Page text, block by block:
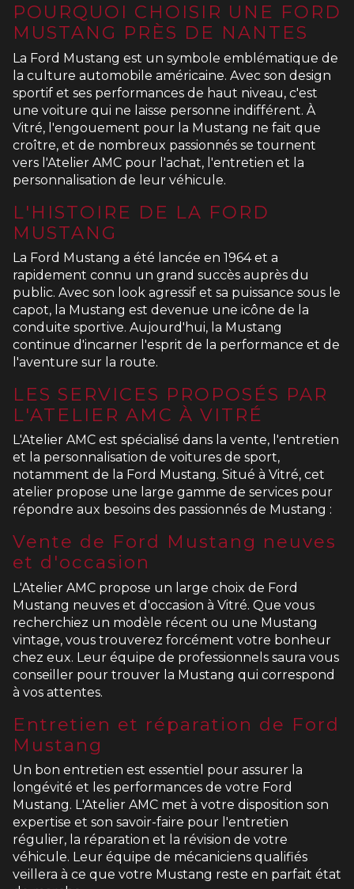
POURQUOI CHOISIR UNE FORD
MUSTANG PRÈS DE NANTES
La Ford Mustang est un symbole emblématique de
la culture automobile américaine. Avec son design
sportif et ses performances de haut niveau, c'est
une voiture qui ne laisse personne indifférent. À
Vitré, l'engouement pour la Mustang ne fait que
croître, et de nombreux passionnés se tournent
vers l'Atelier AMC pour l'achat, l'entretien et la
personnalisation de leur véhicule.
L'HISTOIRE DE LA FORD
MUSTANG
La Ford Mustang a été lancée en 1964 et a
rapidement connu un grand succès auprès du
public. Avec son look agressif et sa puissance sous le
capot, la Mustang est devenue une icône de la
conduite sportive. Aujourd'hui, la Mustang
continue d'incarner l'esprit de la performance et de
l'aventure sur la route.
LES SERVICES PROPOSÉS PAR
L'ATELIER AMC À VITRÉ
L'Atelier AMC est spécialisé dans la vente, l'entretien
et la personnalisation de voitures de sport,
notamment de la Ford Mustang. Situé à Vitré, cet
atelier propose une large gamme de services pour
répondre aux besoins des passionnés de Mustang :
Vente de Ford Mustang neuves
et d'occasion
L'Atelier AMC propose un large choix de Ford
Mustang neuves et d'occasion à Vitré. Que vous
recherchiez un modèle récent ou une Mustang
vintage, vous trouverez forcément votre bonheur
chez eux. Leur équipe de professionnels saura vous
conseiller pour trouver la Mustang qui correspond
à vos attentes.
Entretien et réparation de Ford
Mustang
Un bon entretien est essentiel pour assurer la
longévité et les performances de votre Ford
Mustang. L'Atelier AMC met à votre disposition son
expertise et son savoir-faire pour l'entretien
régulier, la réparation et la révision de votre
véhicule. Leur équipe de mécaniciens qualifiés
veillera à ce que votre Mustang reste en parfait état